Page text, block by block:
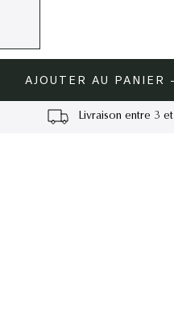
AJOUTER AU
Livraison entre 3